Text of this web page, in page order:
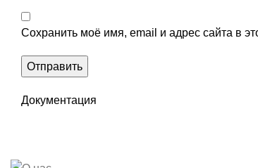
Сохранить моё имя, email и адрес сайта в
Документация